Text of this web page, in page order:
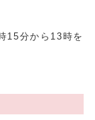
15分から13時を